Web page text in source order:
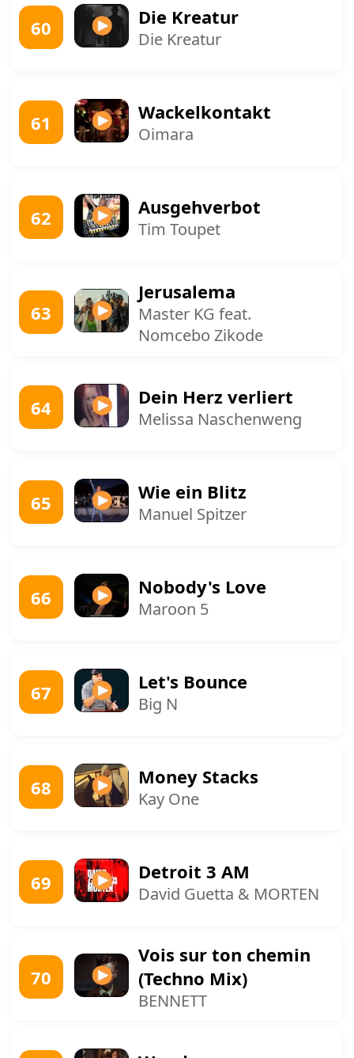
60 Die Kreatur
Die Kreatur
61 Wackelkontakt
Oimara
62 Ausgehverbot
Tim Toupet
63
Jerusalema
Master KG feat.
Nomcebo Zikode
64 Dein Herz verliert
Melissa Naschenweng
65 Wie ein Blitz
Manuel Spitzer
66 Nobody's Love
Maroon 5
67 Let's Bounce
Big N
68 Money Stacks
Kay One
69 Detroit 3 AM
David Guetta & MORTEN
70
Vois sur ton chemin
(Techno Mix)
BENNETT